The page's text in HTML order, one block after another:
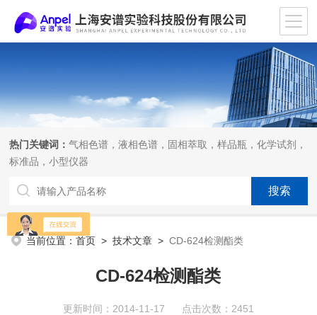
热门关键词：气相色谱，液相色谱，固相萃取，样品瓶，化学试剂，
标准品，小型仪器
当前位置：首页 >技术文章 >CD-624检测酯类
CD-624检测酯类
更新时间：2014-11-17 点击次数：2451